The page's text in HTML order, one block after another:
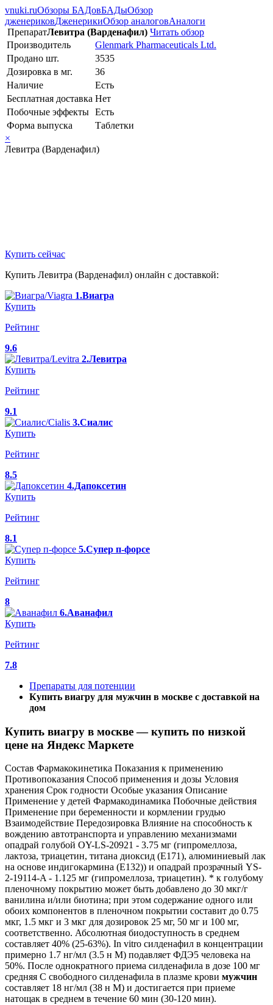
vnuki.ruОбзоры БАДовБАДыОбзор
дженериковДженерикиОбзор аналоговАналоги
ПрепаратЛевитра (Варденафил) Читать обзор
Производитель
Glenmark Pharmaceuticals Ltd.
Продано шт.
3535
Дозировка в мг.
36
Наличие
Есть
Бесплатная доставка Нет
Побочные эффекты Есть
Форма выпуска
Таблетки
×
Левитра (Варденафил)
Купить сейчас
Купить Левитра (Варденафил) онлайн с доставкой:
1.Виагра
Купить
Рейтинг
9.6
2.Левитра
Купить
Рейтинг
9.1
3.Сиалис
Купить
Рейтинг
8.5
4.Дапоксетин
Купить
Рейтинг
8.1
5.Супер п-форсе
Купить
Рейтинг
8
6.Аванафил
Купить
Рейтинг
7.8
Препараты для потенции
Купить виагру для мужчин в москве с доставкой на
дом
Купить виагру в москве — купить по низкой
цене на Яндекс Маркете
Состав Фармакокинетика Показания к применению
Противопоказания Способ применения и дозы Условия
хранения Срок годности Особые указания Описание
Применение у детей Фармакодинамика Побочные действия
Применение при беременности и кормлении грудью
Взаимодействие Передозировка Влияние на способность к
вождению автотранспорта и управлению механизмами
опадрай голубой OY-LS-20921 - 3.75 мг (гипромеллоза,
лактоза, триацетин, титана диоксид (E171), алюминиевый лак
на основе индигокармина (E132)) и опадрай прозрачный YS-
2-19114-A - 1.125 мг (гипромеллоза, триацетин). * к голубому
пленочному покрытию может быть добавлено до 30 мкг/г
ванилина и/или биотина; при этом содержание одного или
обоих компонентов в пленочном покрытии составит до 0.75
мкг, 1.5 мкг и 3 мкг для дозировок 25 мг, 50 мг и 100 мг,
соответственно. Абсолютная биодоступность в среднем
составляет 40% (25-63%). In vitro силденафил в концентрации
примерно 1.7 нг/мл (3.5 н М) подавляет ФДЭ5 человека на
50%. После однократного приема силденафила в дозе 100 мг
средняя C свободного силденафила в плазме крови мужчин
составляет 18 нг/мл (38 н М) и достигается при приеме
натощак в среднем в течение 60 мин (30-120 мин).